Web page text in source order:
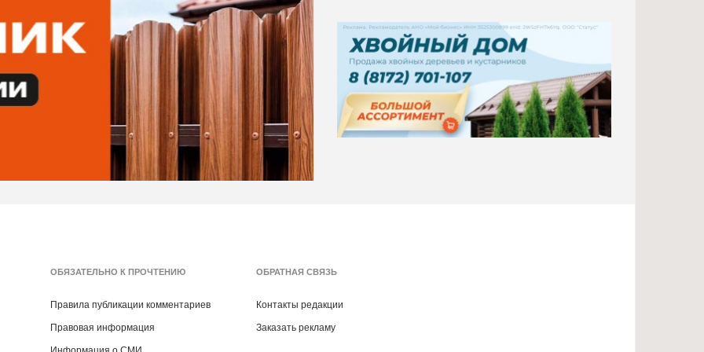
ОБЯЗАТЕЛЬНО К ПРОЧТЕНИЮ
Правила публикации комментариев
Правовая информация
ОБРАТНАЯ СВЯЗЬ
Контакты редакции
Заказать рекламу